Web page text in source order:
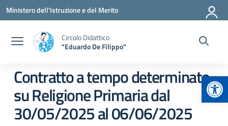
Vai ai contenuti
Vai al menu di navigazione
Vai al footer
Ministero dell'Istruzione e del Merito
Circolo Didattico
"Eduardo De Filippo"
Contratto a tempo determinato
su Religione Primaria dal
30/05/2025 al 06/06/2025